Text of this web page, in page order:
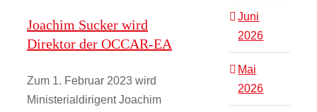
Joachim Sucker wird
Direktor der OCCAR-EA
Zum 1. Februar 2023 wird
Ministerialdirigent Joachim
Juni
2026
Mai
2026